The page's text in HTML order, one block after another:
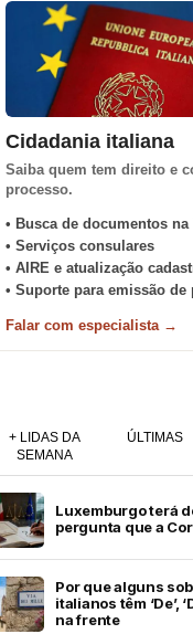
Cidadania italiana
Saiba quem tem direito e
processo.
• Busca de documentos na
• Serviços consulares
• AIRE e atualização
• Suporte para emissão de
Falar com especialista →
+ LIDAS DA
SEMANA
ÚLTIMAS
Luxemburgo terá
pergunta que a
Por que alguns
italianos têm ‘De’,
na frente